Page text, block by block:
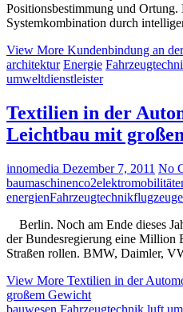
Positionsbestimmung und Ortung.
Systemkombination durch
View More Kundenbindung an
architektur Energie
umweltdienstleister
Textilien in der
Leichtbau mit
innomedia Dezember 7, 2011 No
baumaschinenco2elektromobilität
energienFahrzeugtechnikflugzeuge
Berlin. Noch am Ende dieses
der Bundesregierung eine Million
Straßen rollen. BMW, Daimler,
View More Textilien in der
großem Gewicht